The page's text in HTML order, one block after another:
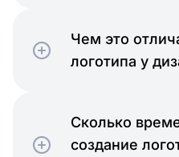
Чем это
логотипа у
Сколько
создание